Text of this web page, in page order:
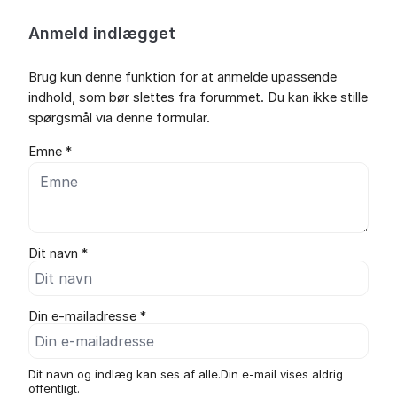
Anmeld indlægget
Brug kun denne funktion for at anmelde upassende
indhold, som bør slettes fra forummet. Du kan ikke stille
spørgsmål via denne formular.
Emne *
Dit navn *
Din e-mailadresse *
Dit navn og indlæg kan ses af alle.Din e-mail vises aldrig
offentligt.